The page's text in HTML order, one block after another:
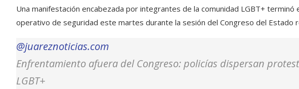
Una manifestación encabezada por integrantes de la comunidad LGBT+
operativo de seguridad este martes durante la sesión del Congreso del Estado
@juareznoticias.com
Enfrentamiento afuera del Congreso: policías dispersan
LGBT+